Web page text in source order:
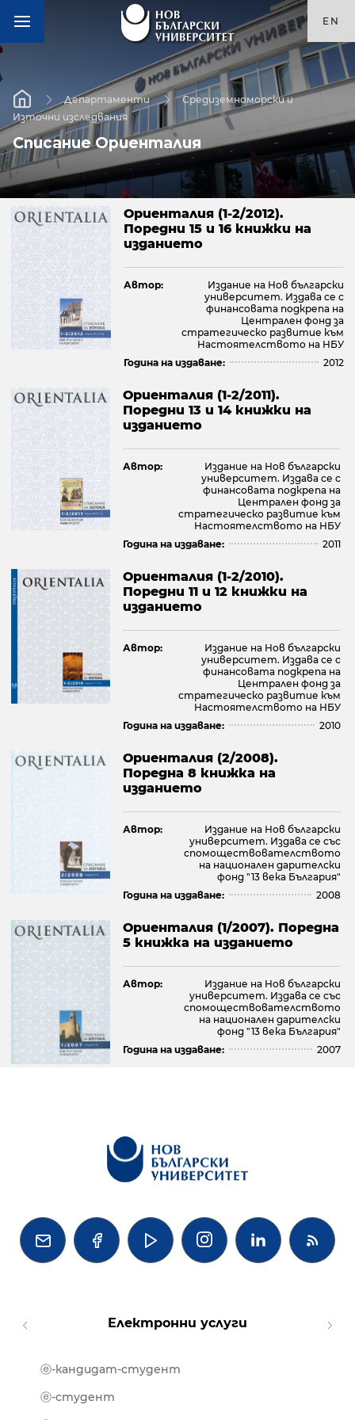
EN
Департаменти
Средиземноморски и
Източни изследвания
Списание Ориенталия
Ориенталия (1-2/2012).
Поредни 15 и 16 книжки на
изданието
Автор:
Издание на Нов български
университет. Издава се с
финансовата подкрепа на
Централен фонд за
стратегическо развитие към
Настоятелството на НБУ
Година на издаване:
2012
Ориенталия (1-2/2011).
Поредни 13 и 14 книжки на
изданието
Автор:
Издание на Нов български
университет. Издава се с
финансовата подкрепа на
Централен фонд за
стратегическо развитие към
Настоятелството на НБУ
Година на издаване:
2011
Ориенталия (1-2/2010).
Поредни 11 и 12 книжки на
изданието
Автор:
Издание на Нов български
университет. Издава се с
финансовата подкрепа на
Централен фонд за
стратегическо развитие към
Настоятелството на НБУ
Година на издаване:
2010
Ориенталия (2/2008).
Поредна 8 книжка на
изданието
Автор:
Издание на Нов български
университет. Издава се със
спомоществователството
на национален дарителски
фонд "13 века България"
Година на издаване:
2008
Ориенталия (1/2007). Поредна
5 книжка на изданието
Автор:
Издание на Нов български
университет. Издава се със
спомоществователството
на национален дарителски
фонд "13 века България"
Година на издаване:
2007
   
Електронни услуги
ⓔ-кандидат-студент
ⓔ-студент